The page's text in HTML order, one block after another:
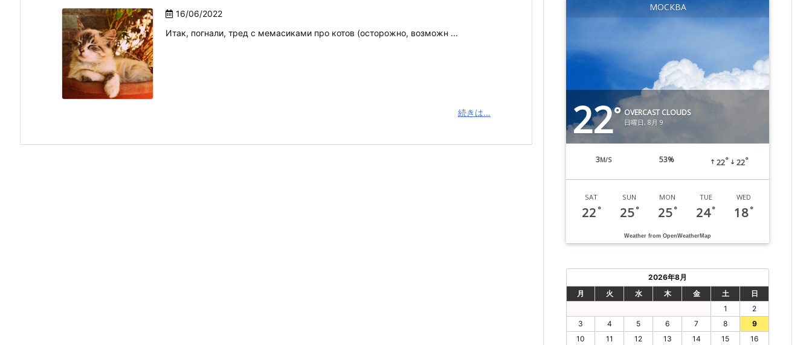
16/06/2022
Итак, погнали, тред с мемасиками про котов (осторожно, возможн ...
続きは…
МОСКВА
22° OVERCAST CLOUDS
日曜日, 8月 9
3M/S 53% 22° 22°
SAT
22 °
SUN
25°
MON
25°
TUE
24°
WED
18°
Weather from OpenWeatherMap
2026年8月
月
火 水 木 金 土
日
1
2
3
4 5 6 7 8
9
10
11 12 13 14 15
16